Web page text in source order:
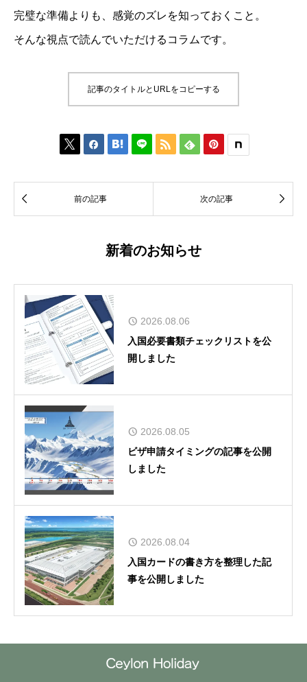
完璧な準備よりも、感覚のズレを知っておくこと。
そんな視点で読んでいただけるコラムです。
記事のタイトルとURLをコピーする
     
 前の記事 次の記事 
新着のお知らせ
2026.08.06
入国必要書類チェックリストを公
開しました
2026.08.05
ビザ申請タイミングの記事を公開
しました
2026.08.04
入国カードの書き方を整理した記
事を公開しました